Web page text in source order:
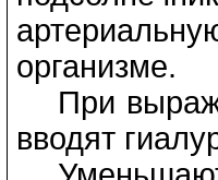
организме.
При
вводят